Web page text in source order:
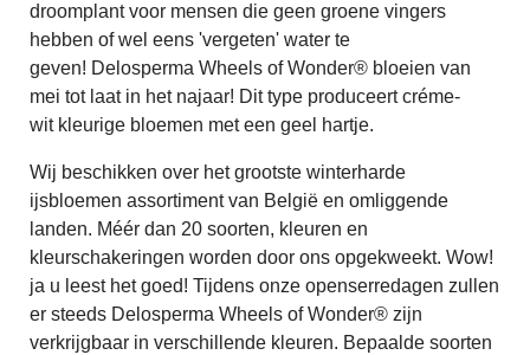
droomplant voor mensen die geen groene vingers
hebben of wel eens 'vergeten' water te
geven! Delosperma Wheels of Wonder® bloeien van
mei tot laat in het najaar! Dit type produceert créme-
wit kleurige bloemen met een geel hartje.
Wij beschikken over het grootste winterharde
ijsbloemen assortiment van België en omliggende
landen. Méér dan 20 soorten, kleuren en
kleurschakeringen worden door ons opgekweekt. Wow!
ja u leest het goed! Tijdens onze openserredagen zullen
er steeds Delosperma Wheels of Wonder® zijn
verkrijgbaar in verschillende kleuren. Bepaalde soorten